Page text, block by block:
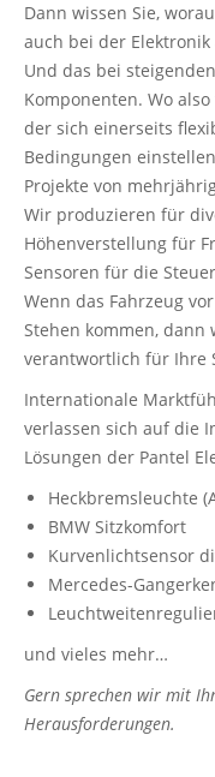
Dann wissen Sie,
auch bei der
Und das bei
Komponenten. Wo
der sich einerseits
Bedingungen
Projekte von
Wir produzieren für
Höhenverstellung für
Sensoren für die
Wenn das Fahrzeug
Stehen kommen,
verantwortlich für Ihre
Internationale
verlassen sich auf die
Lösungen der Pantel
Heckbremsleuchte
BMW Sitzkomfort
Kurvenlichtsensor
Mercedes-
und vieles mehr…
Gern sprechen wir mit
Herausforderungen.